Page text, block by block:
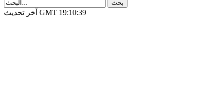
آخر تحديث GMT 19:10:39